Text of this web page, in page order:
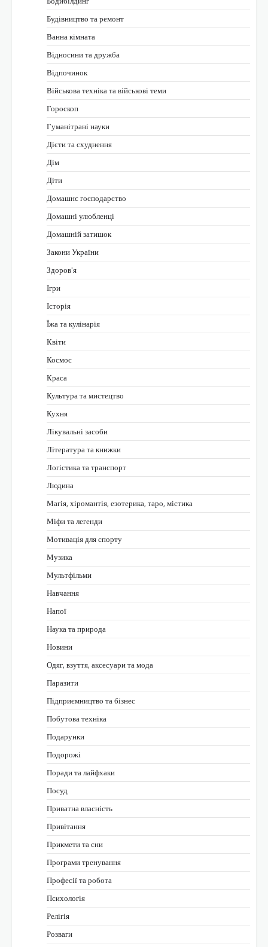
Будівництво та ремонт
Ванна кімната
Відносини та дружба
Відпочинок
Військова техніка та військові теми
Гороскоп
Гуманітрані науки
Дієти та схуднення
Дім
Діти
Домашнє господарство
Домашні улюбленці
Домашній затишок
Закони України
Здоров'я
Ігри
Історія
Їжа та кулінарія
Квіти
Космос
Краса
Культура та мистецтво
Кухня
Лікувальні засоби
Література та книжки
Логістика та транспорт
Людина
Магія, хіромантія, езотерика, таро, містика
Міфи та легенди
Мотивація для спорту
Музика
Мультфільми
Навчання
Напої
Наука та природа
Новини
Одяг, взуття, аксесуари та мода
Паразити
Підприємництво та бізнес
Побутова техніка
Подарунки
Подорожі
Поради та лайфхаки
Посуд
Приватна власність
Привітання
Прикмети та сни
Програми тренування
Професії та робота
Психологія
Релігія
Розваги